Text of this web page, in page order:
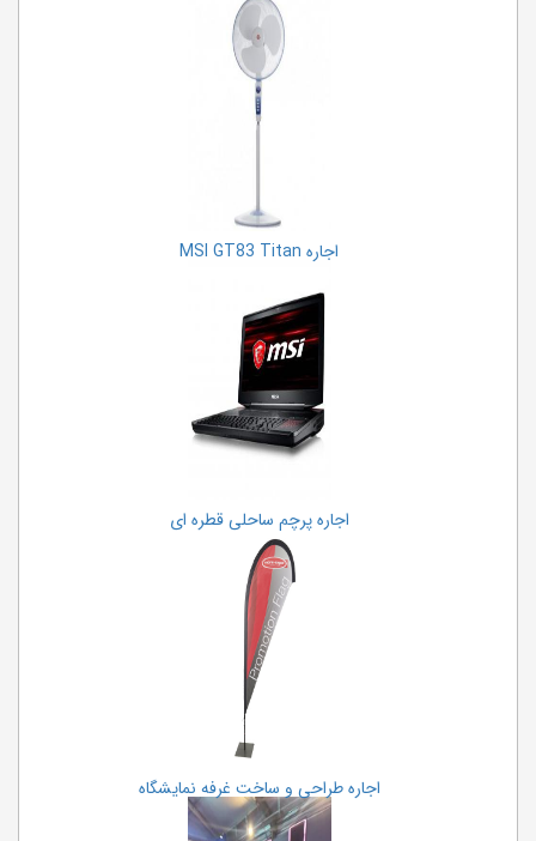
اجاره MSI GT83 Titan
اجاره پرچم ساحلی قطره ای
اجاره طراحی و ساخت غرفه نمایشگاه